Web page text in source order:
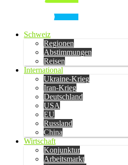
Schweiz
Regionen
Abstimmungen
Reisen
International
Ukraine-Krieg
Iran-Krieg
Deutschland
USA
EU
Russland
China
Wirtschaft
Konjunktur
Arbeitsmarkt